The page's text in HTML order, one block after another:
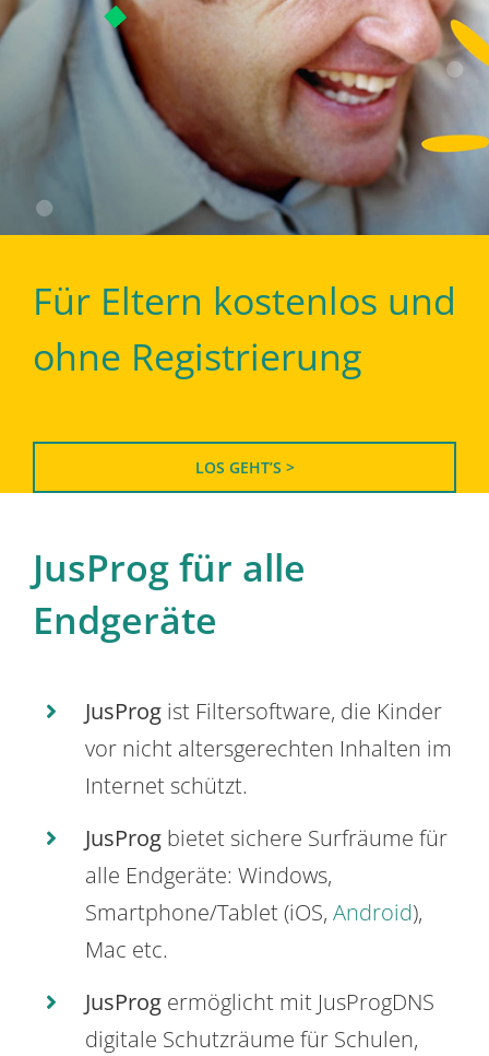
Für Eltern kostenlos und
ohne Registrierung
LOS GEHT’S >
JusProg für alle
Endgeräte
JusProg ist Filtersoftware, die Kinder
vor nicht altersgerechten Inhalten im
Internet schützt.
JusProg bietet sichere Surfräume für
alle Endgeräte: Windows,
Smartphone/Tablet (iOS, Android),
Mac etc.
JusProg ermöglicht mit JusProgDNS
digitale Schutzräume für Schulen,